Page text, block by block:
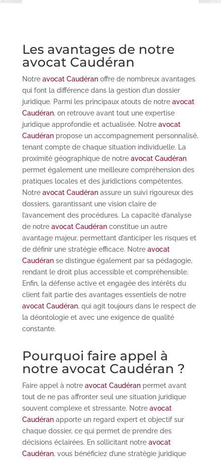
Les avantages de notre
avocat Caudéran
Notre avocat Caudéranoffre de nombreux avantages
qui font la différence dans la gestion d’un dossier
juridique. Parmi les principaux atouts de notre avocat
Caudéran, on retrouve avant tout une expertise
juridique approfondie et actualisée. Notre avocat
Caudéranpropose un accompagnement personnalisé,
tenant compte de chaque situation individuelle. La
proximité géographique de notre avocat Caudéran
permet également une meilleure compréhension des
pratiques locales et des juridictions compétentes.
Notre avocat Caudéranassure un suivi rigoureux des
dossiers, garantissant une vision claire de
l’avancement des procédures. La capacité d’analyse
de notre avocat Caudéranconstitue un autre
avantage majeur, permettant d’anticiper les risques et
de définir une stratégie efficace. Notre avocat
Caudéranse distingue également par sa pédagogie,
rendant le droit plus accessible et compréhensible.
Enfin, la défense active et engagée des intérêts du
client fait partie des avantages essentiels de notre
avocat Caudéran, qui agit toujours dans le respect de
la déontologie et avec une exigence de qualité
constante.
Pourquoi faire appel à
notre avocat Caudéran ?
Faire appel à notre avocat Caudéranpermet avant
tout de ne pas affronter seul une situation juridique
souvent complexe et stressante. Notre avocat
Caudéranapporte un regard expert et objectif sur
chaque dossier, ce qui permet de prendre des
décisions éclairées. En sollicitant notre avocat
Caudéran, vous bénéficiez d’une stratégie juridique